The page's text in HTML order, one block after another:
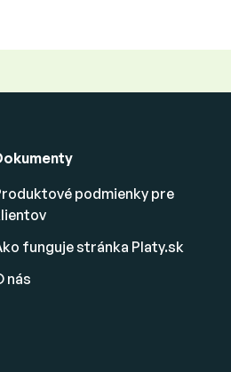
podmienky pre
funguje stránka Platy.sk
nás